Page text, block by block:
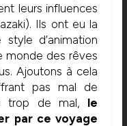
leurs influences
Ils ont eu la
d’animation
monde des rêves
Ajoutons à cela
pas mal de
trop de mal, le
par ce voyage